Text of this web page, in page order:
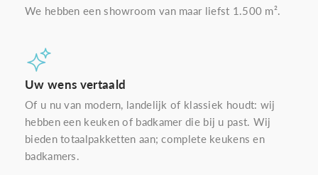
We hebben een showroom van maar liefst 1.500 m².
Uw wens vertaald
Of u nu van modern, landelijk of klassiek houdt: wij
hebben een keuken of badkamer die bij u past. Wij
bieden totaalpakketten aan; complete keukens en
badkamers.